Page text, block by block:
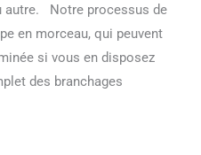
autre. Notre processus de
en morceau, qui peuvent
si vous en disposez
des branchages